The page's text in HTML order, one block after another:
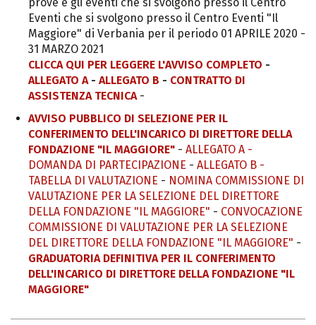
Eventi che si svolgono presso il Centro Eventi "Il
Maggiore" di Verbania per il periodo 01 APRILE 2020 -
31 MARZO 2021
CLICCA QUI PER LEGGERE L'AVVISO COMPLETO -
ALLEGATO A- ALLEGATO B - CONTRATTO DI
ASSISTENZA TECNICA-
AVVISO PUBBLICO DI SELEZIONE PER IL
CONFERIMENTO DELL'INCARICO DI DIRETTORE DELLA
FONDAZIONE "IL MAGGIORE" - ALLEGATO A -
DOMANDA DI PARTECIPAZIONE - ALLEGATO B -
TABELLA DI VALUTAZIONE - NOMINA COMMISSIONE DI
VALUTAZIONE PER LA SELEZIONE DEL DIRETTORE
DELLA FONDAZIONE "IL MAGGIORE" - CONVOCAZIONE
COMMISSIONE DI VALUTAZIONE PER LA SELEZIONE
DEL DIRETTORE DELLA FONDAZIONE "IL MAGGIORE" -
GRADUATORIA DEFINITIVA PER IL CONFERIMENTO
DELL'INCARICO DI DIRETTORE DELLA FONDAZIONE "IL
MAGGIORE"